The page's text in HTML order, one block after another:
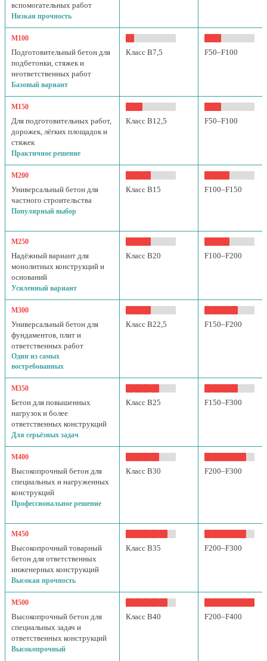
вспомогательных работ
Низкая прочность
М100
Подготовительный бетон для
подбетонки, стяжек и
неответственных работ
Базовый вариант
Класс B7,5 F50–F100
М150
Для подготовительных работ,
дорожек, лёгких площадок и
стяжек
Практичное решение
Класс B12,5 F50–F100
М200
Универсальный бетон для
частного строительства
Популярный выбор
Класс B15 F100–F150
М250
Надёжный вариант для
монолитных конструкций и
оснований
Усиленный вариант
Класс B20 F100–F200
М300
Универсальный бетон для
фундаментов, плит и
ответственных работ
Один из самых
востребованных
Класс B22,5 F150–F200
М350
Бетон для повышенных
нагрузок и более
ответственных конструкций
Для серьёзных задач
Класс B25 F150–F300
М400
Высокопрочный бетон для
специальных и нагруженных
конструкций
Профессиональное решение
Класс B30 F200–F300
М450
Высокопрочный товарный
бетон для ответственных
инженерных конструкций
Высокая прочность
Класс B35 F200–F300
М500
Высокопрочный бетон для
специальных задач и
ответственных конструкций
Высокопрочный
Класс B40 F200–F400